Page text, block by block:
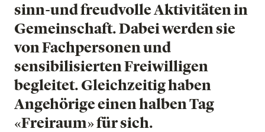
sinn-und freudvolle Aktivitäten in
Gemeinschaft. Dabei werden sie
von Fachpersonen und
sensibilisierten Freiwilligen
begleitet. Gleichzeitig haben
Angehörige einen halben Tag
«Freiraum» für sich.